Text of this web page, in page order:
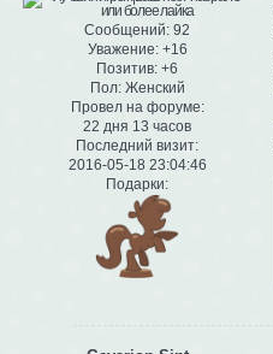
Сообщений: 92
Уважение: +16
Позитив: +6
Пол:Женский
Провел на форуме:
22 дня 13 часов
Последний визит:
2016-05-18 23:04:46
Подарки: